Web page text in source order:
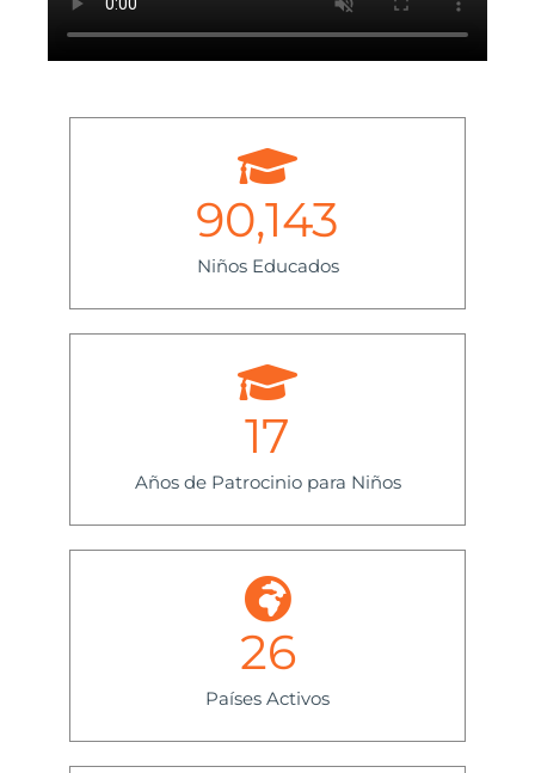
90,143
Niños Educados
17
Años de Patrocinio para Niños
26
Países Activos